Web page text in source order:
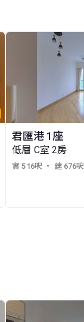
君匯港 1座
低層 C室 2房
實 516呎 ・ 建 676呎